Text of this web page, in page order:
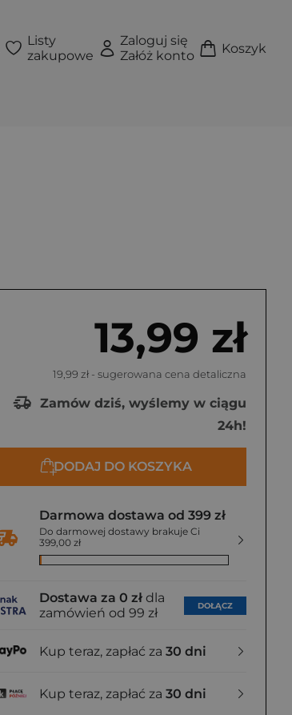
Listy
zakupowe
Zaloguj się
Załóż konto
Koszyk
13,99 zł
19,99 zł - sugerowana cena detaliczna
Zamów dziś, wyślemy w ciągu
24h!
DODAJ DO KOSZYKA
Darmowa dostawa od 399 zł
Do darmowej dostawy brakuje Ci
399,00 zł
Dostawa za 0 zł dla
zamówień od 99 zł
DOŁĄCZ
Kup teraz, zapłać za 30 dni
Kup teraz, zapłać za 30 dni